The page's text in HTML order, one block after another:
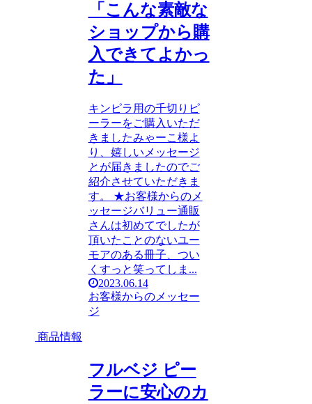
「こんな素敵な
ショップから購
入できてよかっ
た」
キンピラ用の千切りピ
ーラーをご購入いただ
きましたみゃーこ様よ
り、嬉しいメッセージ
とが届きましたのでご
紹介させていただきま
す。 ★お客様からのメ
ッセージバリュー通販
さんは初めてでしたが
頂いたことのないユー
モアのある冊子、つい
くすっと笑ってしま...
2023.06.14
お客様からのメッセー
ジ
商品情報
フルベジ ピー
ラーに安心のカ